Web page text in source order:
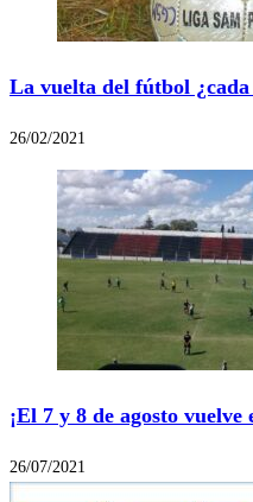
La vuelta del fútbol ¿cada
26/02/2021
¡El 7 y 8 de agosto
26/07/2021